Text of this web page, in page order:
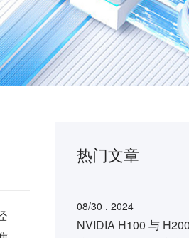
热门文章
08/30 . 2024
NVIDIA H100 与